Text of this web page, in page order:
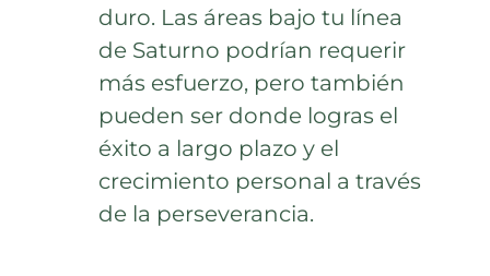
duro. Las áreas bajo tu línea
de Saturno podrían requerir
más esfuerzo, pero también
pueden ser donde logras el
éxito a largo plazo y el
crecimiento personal a través
de la perseverancia.